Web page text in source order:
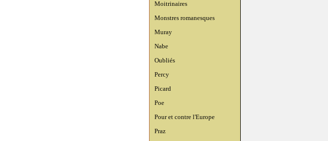
Moitrinaires
Monstres romanesques
Muray
Nabe
Oubliés
Percy
Picard
Poe
Pour et contre l'Europe
Praz